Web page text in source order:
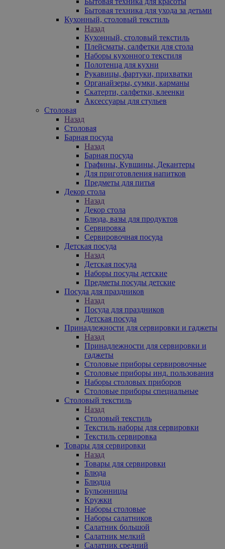
Бытовая техника для ухода за детьми
Кухонный, столовый текстиль
Назад
Кухонный, столовый текстиль
Плейсматы, салфетки для стола
Наборы кухонного текстиля
Полотенца для кухни
Рукавицы, фартуки, прихватки
Органайзеры, сумки, карманы
Скатерти, салфетки, клеенки
Аксессуары для стульев
Столовая
Назад
Столовая
Барная посуда
Назад
Барная посуда
Графины, Кувшины, Декантеры
Для приготовления напитков
Предметы для питья
Декор стола
Назад
Декор стола
Блюда, вазы для продуктов
Сервировка
Сервировочная посуда
Детская посуда
Назад
Детская посуда
Наборы посуды детские
Предметы посуды детские
Посуда для праздников
Назад
Посуда для праздников
Детская посуда
Принадлежности для сервировки и гаджеты
Назад
Принадлежности для сервировки и
гаджеты
Столовые приборы сервировочные
Столовые приборы инд. пользования
Наборы столовых приборов
Столовые приборы специальные
Столовый текстиль
Назад
Столовый текстиль
Текстиль наборы для сервировки
Текстиль сервировка
Товары для сервировки
Назад
Товары для сервировки
Блюда
Блюдца
Бульонницы
Кружки
Наборы столовые
Наборы салатников
Салатник большой
Салатник мелкий
Салатник средний